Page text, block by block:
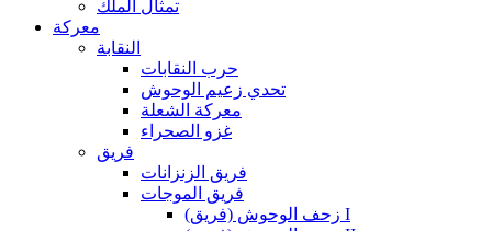
تمثال الملك
معركة
النقابة
حرب النقابات
تحدي زعيم الوحوش
معركة الشعلة
غزو الصحراء
فريق
فريق الزنزانات
فريق الموجات
زحف الوحوش (فريق) I